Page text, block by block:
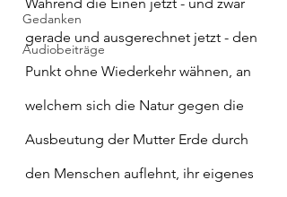
Gedanken
Audiobeiträge
gerade und ausgerechnet jetzt - den
Punkt ohne Wiederkehr wähnen, an
welchem sich die Natur gegen die
Ausbeutung der Mutter Erde durch
den Menschen auflehnt, ihr eigenes